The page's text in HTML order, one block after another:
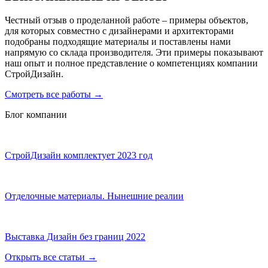
Честный отзыв о проделанной работе – примеры объектов,
для которых совместно с дизайнерами и архитекторами
подобраны подходящие материалы и поставлены нами
напрямую со склада производителя. Эти примеры показывают
наш опыт и полное представление о компетенциях компании
СтройДизайн.
Смотреть все работы →
Блог компании
СтройДизайн комплектует 2023 год
Отделочные материалы. Нынешние реалии
Выставка Дизайн без границ 2022
Открыть все статьи →